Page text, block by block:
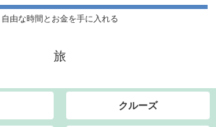
自由な時間とお金を手に入れる
旅
クルーズ